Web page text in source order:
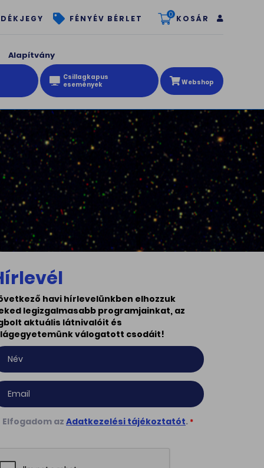
FÉNYÉV BÉRLET 0 KOSÁR
Alapítvány
Csillagkapus
események
Webshop
havi hírlevelünkben elhozzuk
legizgalmasabb programjainkat, az
aktuális látnivalóit és
válogatott csodáit!
Elfogadom az Adatkezelési tájékoztatót. *